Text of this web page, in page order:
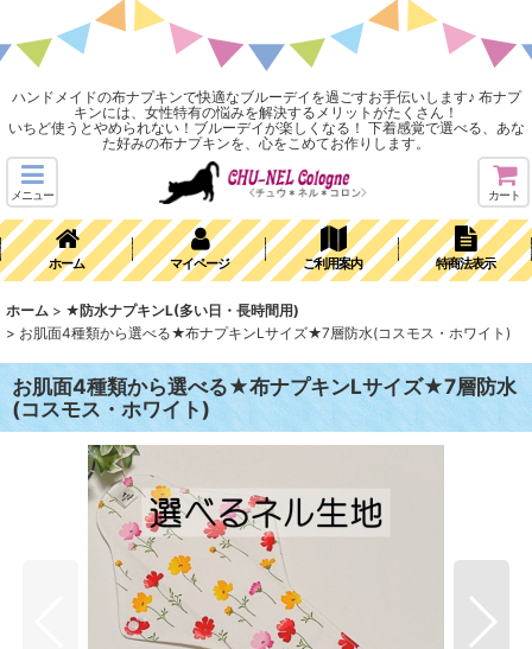
ハンドメイドの布ナプキンで快適なブルーデイを過ごすお手伝いします♪ 布ナプ
キンには、女性特有の悩みを解決するメリットがたくさん！
いちど使うとやめられない！ブルーデイが楽しくなる！ 下着感覚で選べる、あな
た好みの布ナプキンを、心をこめてお作りします。
メニュー カート
ホーム マイページ ご利用案内 特商法表示
ホーム > ★防水ナプキンL(多い日・長時間用)
> お肌面4種類から選べる★布ナプキンLサイズ★7層防水(コスモス・ホワイト)
お肌面4種類から選べる★布ナプキンLサイズ★7層防水
(コスモス・ホワイト)